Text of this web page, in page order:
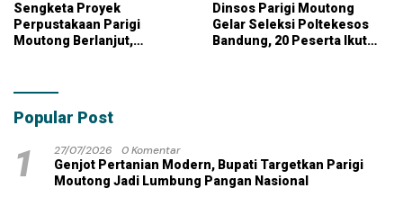
Sengketa Proyek
Perpustakaan Parigi
Moutong Berlanjut,
dengan Dana Pribadi
Dinsos Parigi Moutong
Gelar Seleksi Poltekesos
Bandung, 20 Peserta Ikut
Popular Post
1 27/07/2026
0 Komentar
Genjot Pertanian Modern, Bupati Targetkan Parigi
Moutong Jadi Lumbung Pangan Nasional